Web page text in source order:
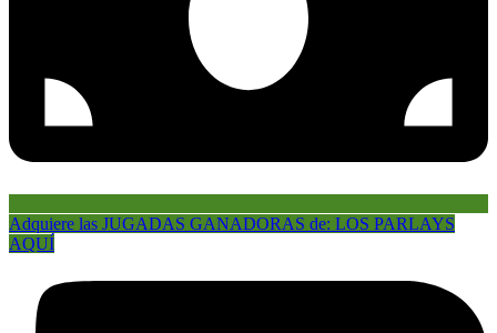
Adquiere las JUGADAS GANADORAS de: LOS PARLAYS
AQUÍ